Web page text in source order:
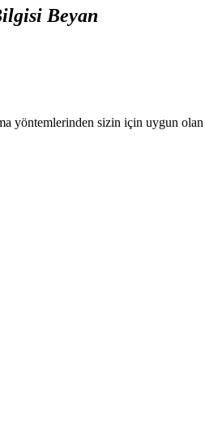
Beyan
yöntemlerinden sizin için uygun